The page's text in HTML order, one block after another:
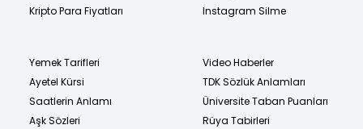
Kripto Para Fiyatları
Instagram Silme
Yemek Tarifleri
Ayetel Kürsi
Saatlerin Anlamı
Aşk Sözleri
Video Haberler
TDK Sözlük Anlamları
Üniversite Taban Puanları
Rüya Tabirleri